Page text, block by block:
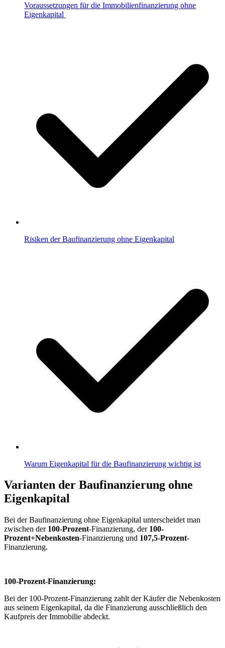
Voraussetzungen für die Immobilienfinanzierung ohne
Eigenkapital
Risiken der Baufinanzierung ohne Eigenkapital
Warum Eigenkapital für die Baufinanzierung wichtig ist
Varianten der Baufinanzierung ohne
Eigenkapital
Bei der Baufinanzierung ohne Eigenkapital unterscheidet man
zwischen der 100-Prozent-Finanzierung, der 100-
Prozent+Nebenkosten-Finanzierung und 107,5-Prozent-
Finanzierung.
100-Prozent-Finanzierung:
Bei der 100-Prozent-Finanzierung zahlt der Käufer die Nebenkosten
aus seinem Eigenkapital, da die Finanzierung ausschließlich den
Kaufpreis der Immobilie abdeckt.